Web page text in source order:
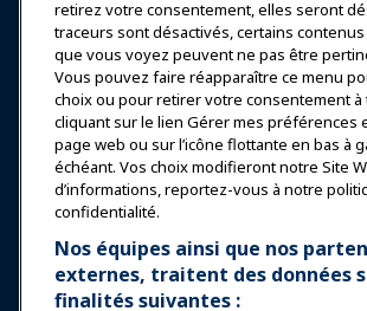
Nouvelles & Funworld
Éducation
Sécurité & Protection
Plaidoyer
Recherche & Rapports
retirez votre consentement, elles seront
traceurs sont désactivés, certains
que vous voyez peuvent ne pas être
Vous pouvez faire réapparaître ce menu
choix ou pour retirer votre consentement à
cliquant sur le lien Gérer mes préférences
page web ou sur l’icône flottante en bas à
échéant. Vos choix modifieront notre Site
d’informations, reportez-vous à notre
confidentialité.
Nos équipes ainsi que nos
externes, traitent des données
finalités suivantes :